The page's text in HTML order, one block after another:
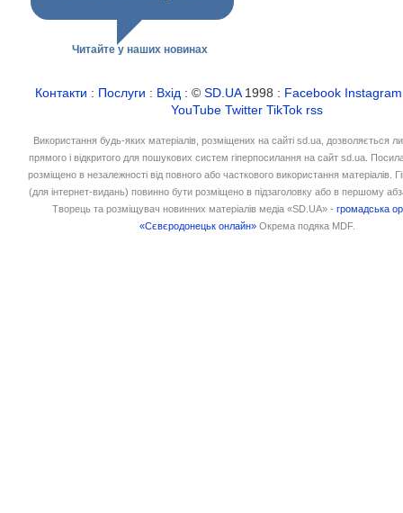
Читайте у наших новинах
Контакти : Послуги : Вхід : ©SD.UA1998 : Facebook Instagram
YouTube Twitter TikTok rss
Використання будь-яких матеріалів, розміщених на сайті sd.ua, дозволяється
прямого і відкритого для пошукових систем гіперпосилання на сайт sd.ua.
розміщено в незалежності від повного або часткового використання матеріалів.
(для інтернет-видань) повинно бути розміщено в підзаголовку або в першому
Творець та розміщувач новинних матеріалів медіа «SD.UA» -громадська
«Сєвєродонецьк онлайн» Окрема подяка MDF.